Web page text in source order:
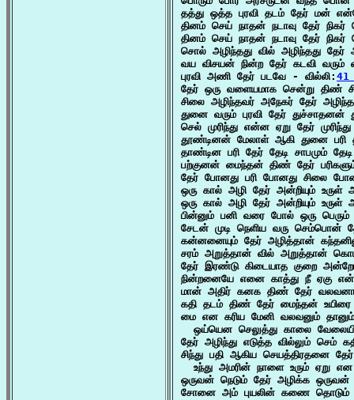
தத்து ஒத்த புரவி தடம் தேர் மன்
தினம் செய் நாதன் நடாவு தேர் நிகர்
தினம் செய் நாதன் நடாவு தேர் நிகர்
சொல் அழிந்தது வில் அழிந்தது
வய விசயன் நின்ற தேர் கடவி
புரவி அணி தேர் படவே - வில்லி: 41
தேர் ஒரு வளையமாக சென்று திண்
சிலை அழிந்தவர் அநேகர் தேர்
துனை வரும் புரவி தேர்
செல் முரிந்து என்ன ஏறு தேர்
தூண்டினன் மேலாள் ஆகி துனை பரி
தாண்டின பரி தேர் தேடி சாபமும்
பற்குனன் மைந்தன் திண் தேர்
தேர் போனது பரி போனது சிலை
ஒரு கால் அழி தேர் அன்றியும்
ஒரு கால் அழி தேர் அன்றியும்
பின்னும் பனி வரை போல் ஒரு
சேடன் முடி நெளிய வரு
கன்னனையும் தேர் அழித்தான்
சரம் அறுத்தான் வில் அறுத்தான்
தேர் இரண்டு கிடையாத குறை
நின்றனையே எனை காத்து நீ ஏகு
மான் அதிர் கனக திண் தேர்
கதி தடம் திண் தேர் மைந்தன்
மை என கரிய மேனி வலவனும்
ஒய்யென செலுத்து காலை
தேர் அழிந்து எடுத்த வில்லும் செம்
சிந்து பதி ஆகிய செயத்திரதனை தேர்
உந்து அமரின் நாளை உரும் ஏறு என
ஒருவன் நெடும் தேர் அழிக்க
சோனை அம் புயலின் கணை தொடும்